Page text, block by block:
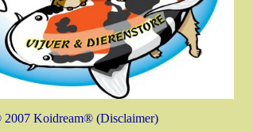
Koidream® (Disclaimer)